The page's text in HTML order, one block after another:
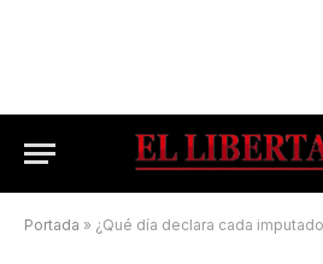
Portada » ¿Qué día declara cada